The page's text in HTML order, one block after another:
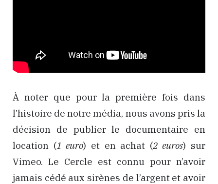
À noter que pour la première fois dans
l’histoire de notre média, nous avons pris la
décision de publier le documentaire en
location (1 euro) et en achat (2 euros) sur
Vimeo. Le Cercle est connu pour n’avoir
jamais cédé aux sirènes de l’argent et avoir